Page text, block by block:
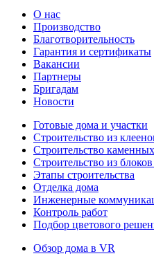
О нас
Производство
Благотворительность
Гарантия и сертификаты
Вакансии
Партнеры
Бригадам
Новости
Готовые дома и участки
Строительство из
Строительство
Строительство из
Этапы строительства
Отделка дома
Инженерные
Контроль работ
Подбор цветового
Обзор дома в VR